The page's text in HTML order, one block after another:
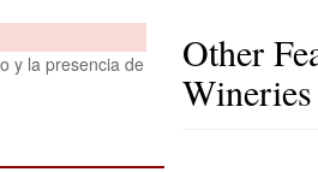
y la presencia de
Other
Wineries